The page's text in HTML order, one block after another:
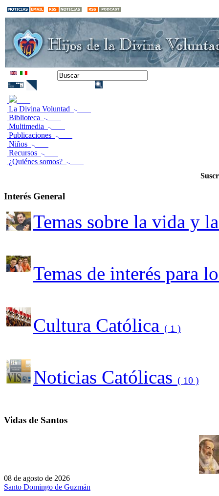
La Divina Voluntad
Biblioteca
Multimedia
Publicaciones
Niños
Recursos
¿Quiénes somos?
Interés General
Temas sobre la vida y
Temas de interés para
Cultura Católica ( 1 )
Noticias Católicas ( 10 )
Vidas de Santos
08 de agosto de 2026
Santo Domingo de Guzmán